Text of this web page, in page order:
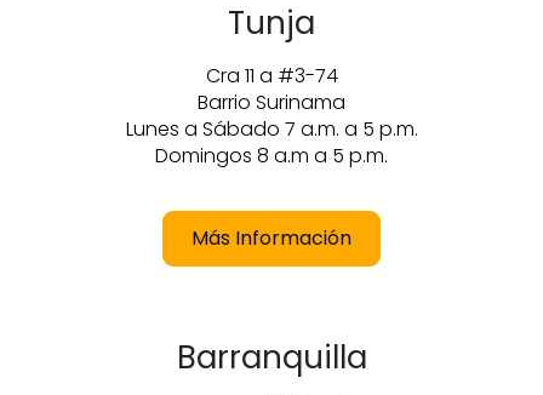
Tunja
Cra 11 a #3-74
Barrio Surinama
Lunes a Sábado 7 a.m. a 5 p.m.
Domingos 8 a.m a 5 p.m.
Más Información
Barranquilla